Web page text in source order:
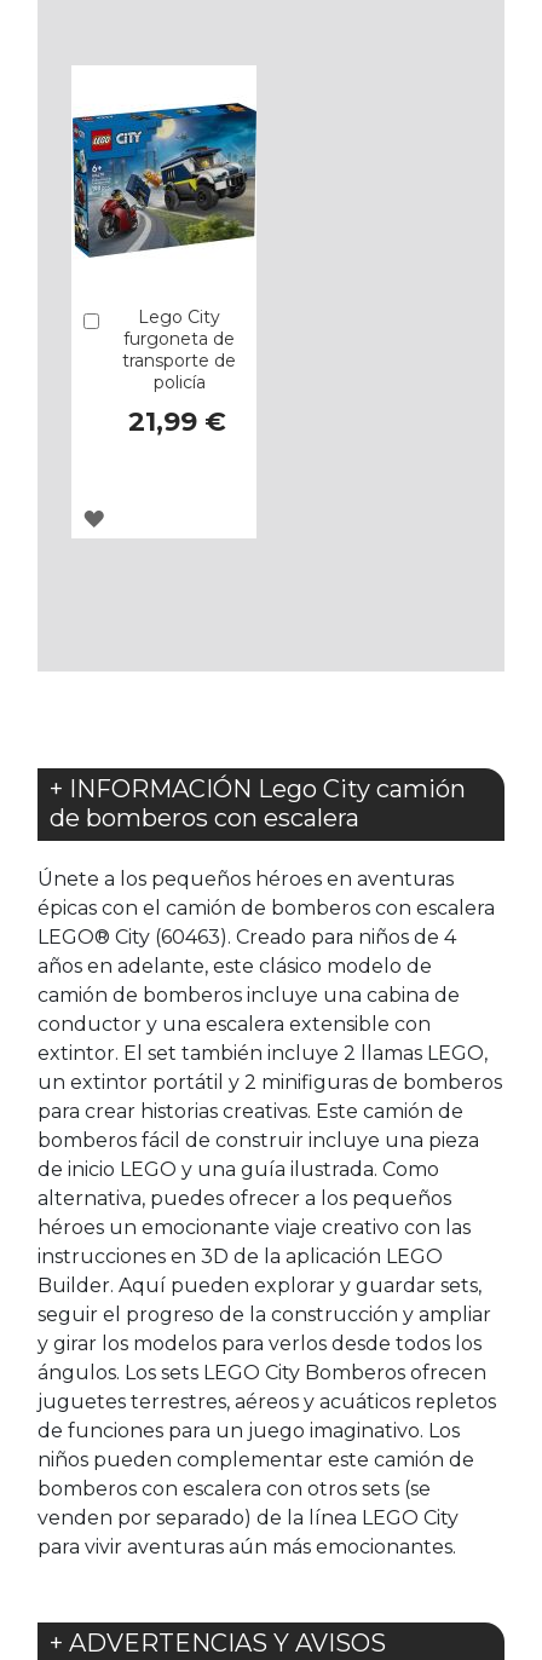
Lego City
furgoneta de
transporte de
policía
21,99 €
Añadir
AGREGAR
+ INFORMACIÓN Lego City camión
de bomberos con escalera
Únete a los pequeños héroes en aventuras
épicas con el camión de bomberos con escalera
LEGO® City (60463). Creado para niños de 4
años en adelante, este clásico modelo de
camión de bomberos incluye una cabina de
conductor y una escalera extensible con
extintor. El set también incluye 2 llamas LEGO,
un extintor portátil y 2 minifiguras de bomberos
para crear historias creativas. Este camión de
bomberos fácil de construir incluye una pieza
de inicio LEGO y una guía ilustrada. Como
alternativa, puedes ofrecer a los pequeños
héroes un emocionante viaje creativo con las
instrucciones en 3D de la aplicación LEGO
Builder. Aquí pueden explorar y guardar sets,
seguir el progreso de la construcción y ampliar
y girar los modelos para verlos desde todos los
ángulos. Los sets LEGO City Bomberos ofrecen
juguetes terrestres, aéreos y acuáticos repletos
de funciones para un juego imaginativo. Los
niños pueden complementar este camión de
bomberos con escalera con otros sets (se
venden por separado) de la línea LEGO City
para vivir aventuras aún más emocionantes.
+ ADVERTENCIAS Y AVISOS